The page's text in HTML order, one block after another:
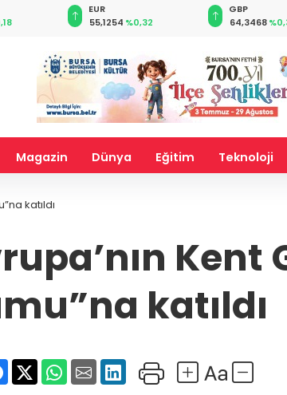
GBP
64,3468%0,38
CHF
59,0083
Magazin Dünya Eğitim Teknoloji
katıldı
Kent
katıldı